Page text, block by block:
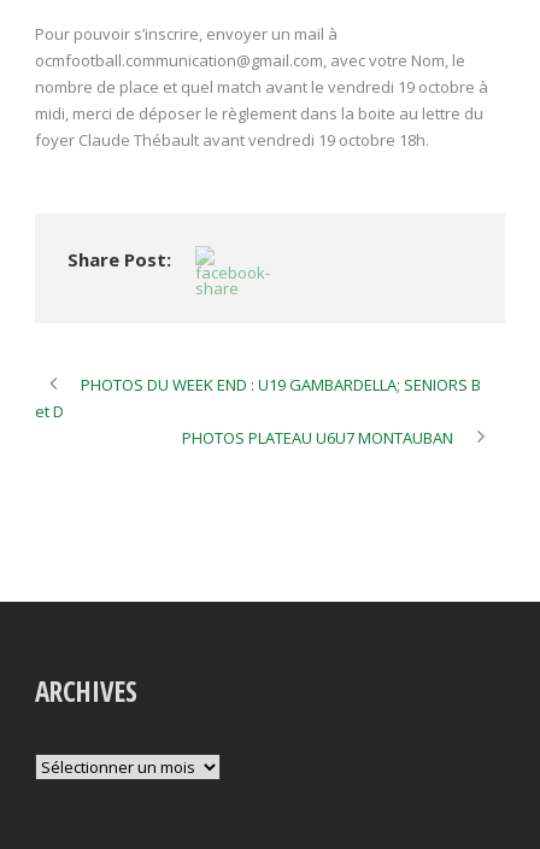
Pour pouvoir s’inscrire, envoyer un mail à
ocmfootball.communication@gmail.com, avec votre Nom, le
nombre de place et quel match avant le vendredi 19 octobre à
midi, merci de déposer le règlement dans la boite au lettre du
foyer Claude Thébault avant vendredi 19 octobre 18h.
Share Post:
PHOTOS DU WEEK END : U19 GAMBARDELLA; SENIORS B
et D
PHOTOS PLATEAU U6U7 MONTAUBAN
ARCHIVES
Archives